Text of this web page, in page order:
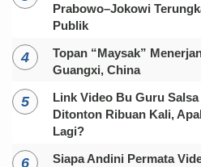
Prabowo–Jokowi
Publik
Topan “Maysak”
Guangxi, China
Link Video Bu Guru
Ditonton Ribuan Kali,
Lagi?
Siapa Andini Permata